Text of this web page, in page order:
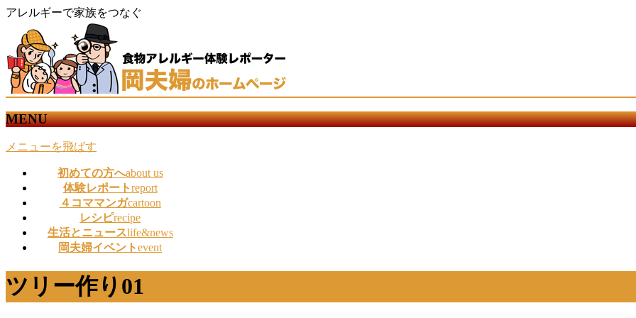
アレルギーで家族をつなぐ
MENU
メニューを飛ばす
初めての方へabout us
体験レポートreport
４コママンガcartoon
レシピrecipe
生活とニュースlife&news
岡夫婦イベントevent
ツリー作り01